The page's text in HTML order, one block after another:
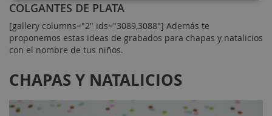
COLGANTES DE PLATA
[gallery columns="2" ids="3089,3088"] Además te
proponemos estas ideas de grabados para chapas y natalicios
con el nombre de tus niños.
CHAPAS Y NATALICIOS